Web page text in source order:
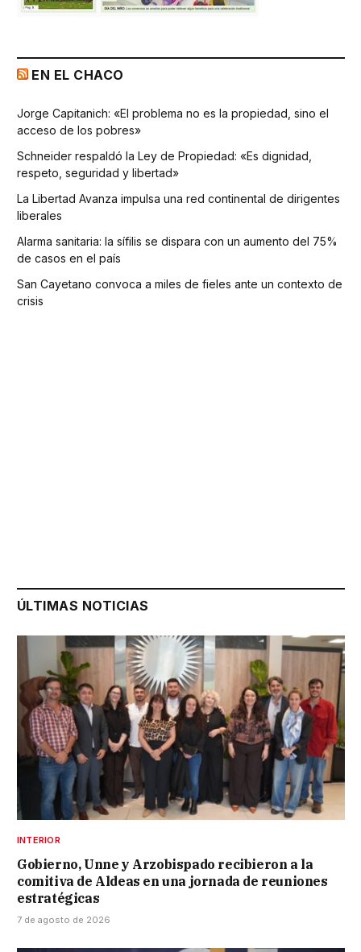
EN EL CHACO
Jorge Capitanich: «El problema no es la propiedad, sino el
acceso de los pobres»
Schneider respaldó la Ley de Propiedad: «Es dignidad,
respeto, seguridad y libertad»
La Libertad Avanza impulsa una red continental de dirigentes
liberales
Alarma sanitaria: la sífilis se dispara con un aumento del 75%
de casos en el país
San Cayetano convoca a miles de fieles ante un contexto de
crisis
ÚLTIMAS NOTICIAS
INTERIOR
Gobierno, Unne y Arzobispado recibieron a la
comitiva de Aldeas en una jornada de reuniones
estratégicas
7 de agosto de 2026